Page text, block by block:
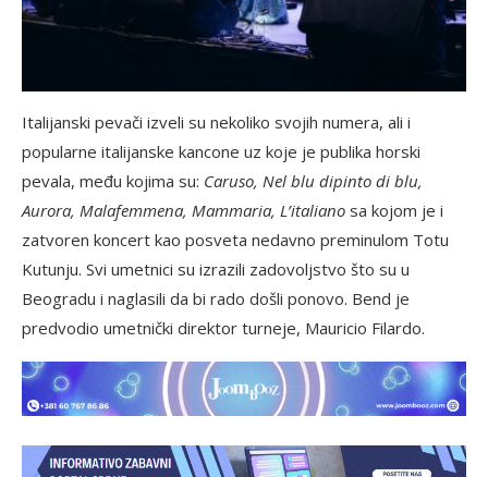
Italijanski pevači izveli su nekoliko svojih numera, ali i
popularne italijanske kancone uz koje je publika horski
pevala, među kojima su: Caruso, Nel blu dipinto di blu,
Aurora, Malafemmena, Mammaria, L’italiano sa kojom je i
zatvoren koncert kao posveta nedavno preminulom Totu
Kutunju. Svi umetnici su izrazili zadovoljstvo što su u
Beogradu i naglasili da bi rado došli ponovo. Bend je
predvodio umetnički direktor turneje, Mauricio Filardo.